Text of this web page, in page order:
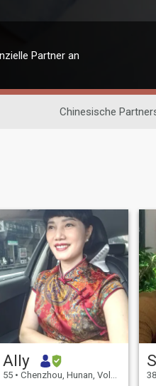
Partner an
Chinesische
Ally
55 • Chenzhou, Hunan, Volksrep. China
38